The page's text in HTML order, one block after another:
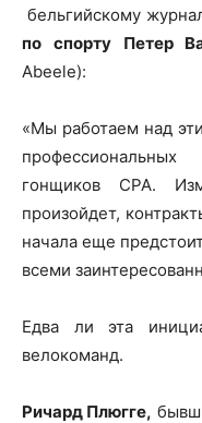
бельгийскому
по спорту Петер
Abeele):
«Мы работаем над
гонщиков CPA.
произойдет,
начала еще
всеми
Едва ли эта
велокоманд.
Ричард Плюгге,